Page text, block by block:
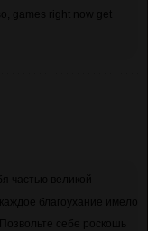
games right now get
частью великой
благоухание имело
себе роскошь